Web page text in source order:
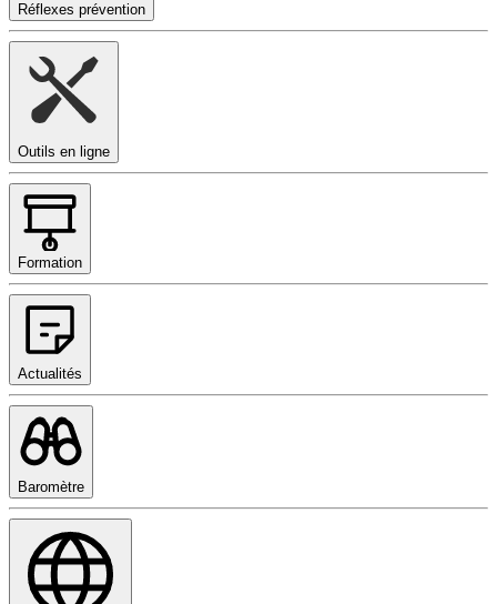
Réflexes prévention
Outils en ligne
Formation
Actualités
Baromètre